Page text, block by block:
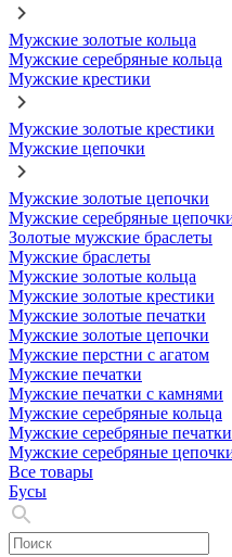
Мужские золотые кольца
Мужские серебряные кольца
Мужские крестики
Мужские золотые крестики
Мужские цепочки
Мужские золотые цепочки
Мужские серебряные
Золотые мужские браслеты
Мужские браслеты
Мужские золотые кольца
Мужские золотые крестики
Мужские золотые печатки
Мужские золотые цепочки
Мужские перстни с агатом
Мужские печатки
Мужские печатки с камнями
Мужские серебряные кольца
Мужские серебряные печатки
Мужские серебряные
Все товары
Бусы